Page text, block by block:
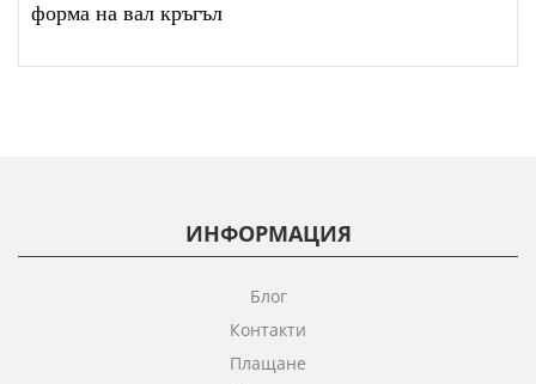
форма на вал кръгъл
ИНФОРМАЦИЯ
Блог
Контакти
Плащане